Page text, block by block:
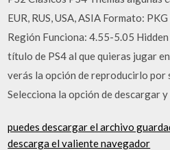
EUR, RUS, USA, ASIA Formato:
Región Funciona: 4.55-5.05
título de PS4 al que quieras jugar
verás la opción de reproducirlo por
Selecciona la opción de descargar y
puedes descargar el archivo
descarga el valiente navegador